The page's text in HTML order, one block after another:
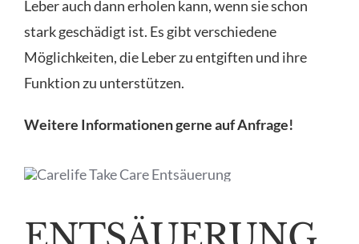
Leber auch dann erholen kann, wenn sie schon
stark geschädigt ist. Es gibt verschiedene
Möglichkeiten, die Leber zu entgiften und ihre
Funktion zu unterstützen.
Weitere Informationen gerne auf Anfrage!